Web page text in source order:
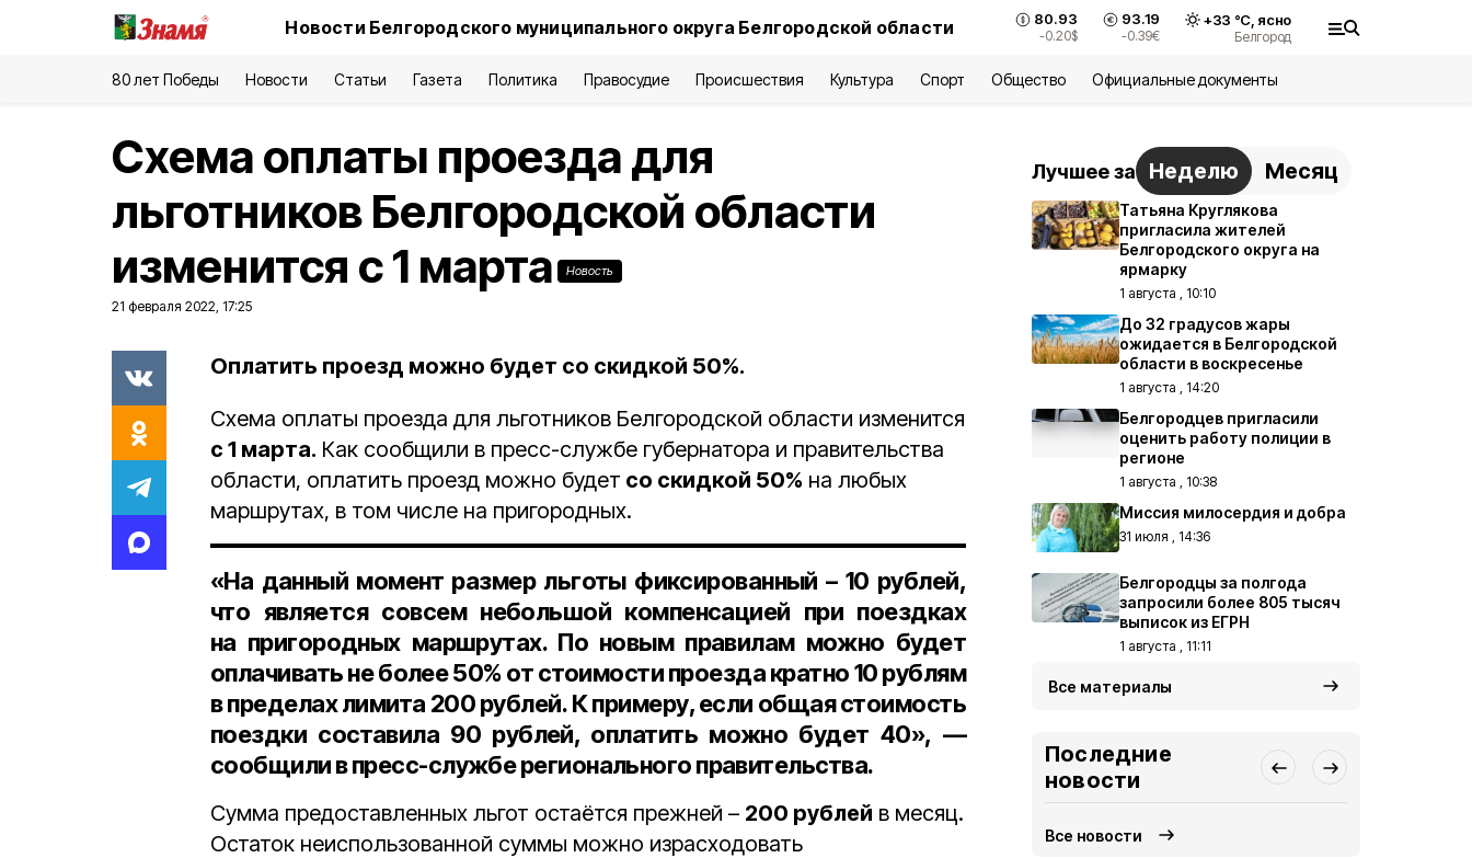
Новости Белгородского муниципального округа Белгородской области 80.93
-0.20$
93.19
-0.39€
+33 °С, ясно
Белгород
80 лет Победы Новости Статьи Газета Политика Правосудие Происшествия Культура Спорт Общество Официальные документы
Схема оплаты проезда для
льготников Белгородской области
изменится с 1 марта
Новость
21 февраля 2022, 17:25
Оплатить проезд можно будет со скидкой 50%.
Схема оплаты проезда для льготников Белгородской области изменится
с 1 марта. Как сообщили в пресс-службе губернатора и правительства
области, оплатить проезд можно будет со скидкой 50% на любых
маршрутах, в том числе на пригородных.
«На данный момент размер льготы фиксированный –10 рублей,
что является совсем небольшой компенсацией при поездках
на пригородных маршрутах. По новым правилам можно будет
оплачиватьне более 50%от стоимости проезда кратно10 рублям
в пределах лимита 200 рублей.К примеру, если общая стоимость
поездки составила 90 рублей, оплатить можно будет 40», —
сообщили в пресс-службе регионального правительства.
Сумма предоставленных льгот остаётся прежней – 200 рублей в месяц.
Остаток неиспользованной суммы можно израсходовать
Лучшее за Неделю Месяц
Татьяна Круглякова
пригласила жителей
Белгородского округа на
ярмарку
1 августа , 10:10
До 32 градусов жары
ожидается в Белгородской
области в воскресенье
1 августа , 14:20
Белгородцев пригласили
оценить работу полиции в
регионе
1 августа , 10:38
Миссия милосердия и добра
31 июля , 14:36
Белгородцы за полгода
запросили более 805 тысяч
выписок из ЕГРН
1 августа , 11:11
Все материалы
Последние
новости
Все новости